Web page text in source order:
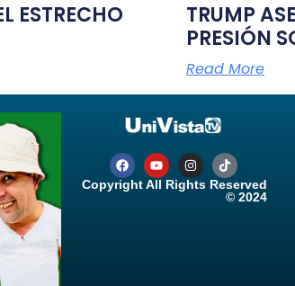
ESTRECHO
TRUMP
PRESIÓN
Read More
Copyright All Rights Reserved
© 2024